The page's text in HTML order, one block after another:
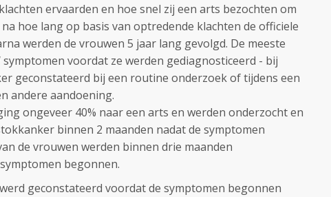
ervaarden en hoe snel zij een arts bezochten om
hoe lang op basis van optredende klachten de officiele
werden de vrouwen 5 jaar lang gevolgd. De meeste
voordat ze werden gediagnosticeerd - bij
geconstateerd bij een routine onderzoek of tijdens een
andere aandoening.
ongeveer 40% naar een arts en werden onderzocht en
binnen 2 maanden nadat de symptomen
de vrouwen werden binnen drie maanden
begonnen.
geconstateerd voordat de symptomen begonnen